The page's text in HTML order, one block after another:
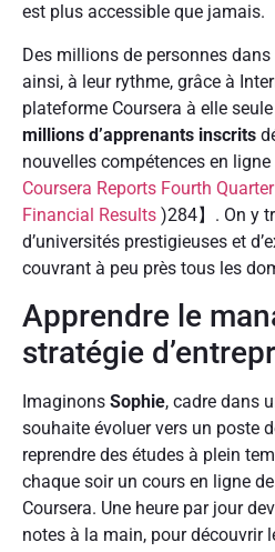
est plus accessible que jamais.
Des millions de personnes
ainsi, à leur rythme, grâce à
plateforme Coursera à elle
millions d’apprenants inscrits
nouvelles compétences en ligne
Coursera Reports Fourth
Financial Results )284】. On y
d’universités prestigieuses et
couvrant à peu près tous les
Apprendre le
stratégie
Imaginons Sophie, cadre dans
souhaite évoluer vers un poste
reprendre des études à plein
chaque soir un cours en ligne
Coursera. Une heure par jour
notes à la main, pour découvrir